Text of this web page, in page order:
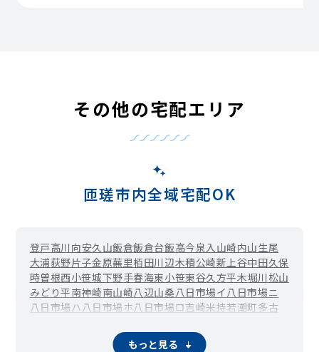
その他の宅配エリア
匝瑳市内全域宅配OK
登戸高川向安久山飯倉飯倉台飯高今泉 入山崎内山生尾
大浦荻野片子金原蕪里栢田川辺木積公崎新 上谷中田久保
時曽根西小笹城下野手春海東小笹東谷久方平木堀川松山
みどり平南神崎南山崎八辺山桑八日市場イ 八日市場ニ
八日市場ハ 八日市場ホ八日市場ロ吉崎米持若潮町多古
もっと見る